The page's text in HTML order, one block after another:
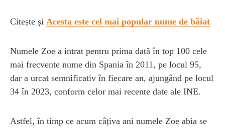
Citește și Acesta este cel mai popular nume de băiat
Numele Zoe a intrat pentru prima dată în top 100 cele
mai frecvente nume din Spania în 2011, pe locul 95,
dar a urcat semnificativ în fiecare an, ajungând pe locul
34 în 2023, conform celor mai recente date ale INE.
Astfel, în timp ce acum câțiva ani numele Zoe abia se